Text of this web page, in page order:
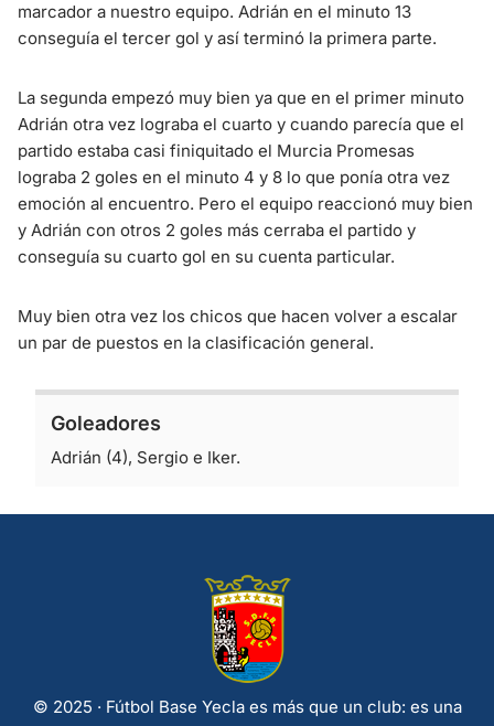
marcador a nuestro equipo. Adrián en el minuto 13
conseguía el tercer gol y así terminó la primera parte.
La segunda empezó muy bien ya que en el primer minuto
Adrián otra vez lograba el cuarto y cuando parecía que el
partido estaba casi finiquitado el Murcia Promesas
lograba 2 goles en el minuto 4 y 8 lo que ponía otra vez
emoción al encuentro. Pero el equipo reaccionó muy bien
y Adrián con otros 2 goles más cerraba el partido y
conseguía su cuarto gol en su cuenta particular.
Muy bien otra vez los chicos que hacen volver a escalar
un par de puestos en la clasificación general.
Goleadores
Adrián (4), Sergio e Iker.
© 2025 · Fútbol Base Yecla es más que un club: es una